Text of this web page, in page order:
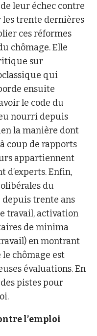
leur échec contre
les trente dernières
ces réformes
chômage. Elle
sur
qui
ensuite
le code du
nourri depuis
la manière dont
coup de rapports
appartiennent
d’experts. Enfin,
du
trente ans
travail, activation
de minima
en montrant
chômage est
évaluations. En
pistes pour
l’emploi